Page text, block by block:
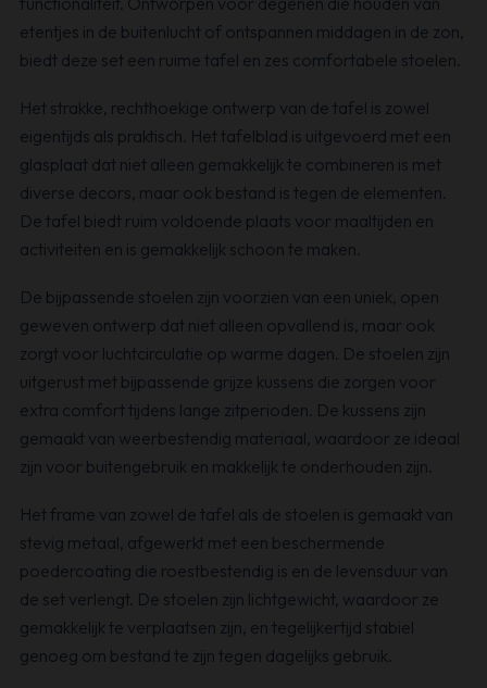
etentjes in de buitenlucht of ontspannen middagen in de zon,
biedt deze set een ruime tafel en zes comfortabele stoelen.
Het strakke, rechthoekige ontwerp van de tafel is zowel
eigentijds als praktisch. Het tafelblad is uitgevoerd met een
glasplaat dat niet alleen gemakkelijk te combineren is met
diverse decors, maar ook bestand is tegen de elementen.
De tafel biedt ruim voldoende plaats voor maaltijden en
activiteiten en is gemakkelijk schoon te maken.
De bijpassende stoelen zijn voorzien van een uniek, open
geweven ontwerp dat niet alleen opvallend is, maar ook
zorgt voor luchtcirculatie op warme dagen. De stoelen zijn
uitgerust met bijpassende grijze kussens die zorgen voor
extra comfort tijdens lange zitperioden. De kussens zijn
gemaakt van weerbestendig materiaal, waardoor ze ideaal
zijn voor buitengebruik en makkelijk te onderhouden zijn.
Het frame van zowel de tafel als de stoelen is gemaakt van
stevig metaal, afgewerkt met een beschermende
poedercoating die roestbestendig is en de levensduur van
de set verlengt. De stoelen zijn lichtgewicht, waardoor ze
gemakkelijk te verplaatsen zijn, en tegelijkertijd stabiel
genoeg om bestand te zijn tegen dagelijks gebruik.